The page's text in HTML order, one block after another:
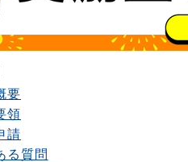
要
領
請
る質問